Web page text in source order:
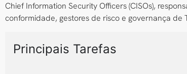
Chief Information Security Officers (CISOs),
conformidade, gestores de risco e governança de
Principais Tarefas